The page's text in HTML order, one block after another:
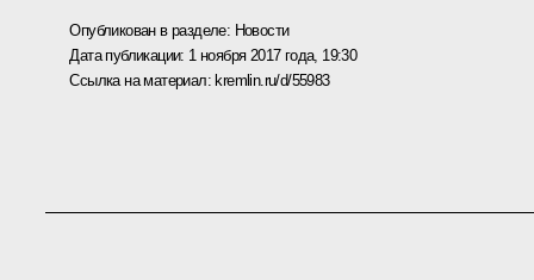
Опубликован в разделе: Новости
Дата публикации: 1 ноября 2017 года, 19:30
Ссылка на материал: kremlin.ru/d/55983